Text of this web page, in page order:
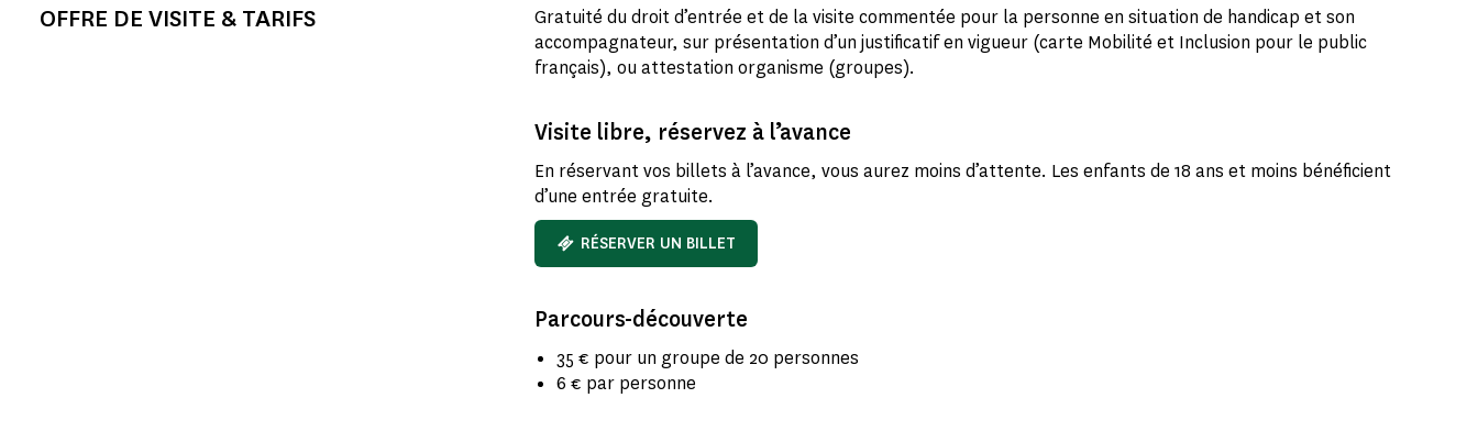
OFFRE DE VISITE & TARIFS
Gratuité du droit d’entrée et de la visite commentée pour la personne en situation de handicap et son
accompagnateur, sur présentation d’un justificatif en vigueur (carte Mobilité et Inclusion pour le public
français), ou attestation organisme (groupes).
Visite libre, réservez à l’avance
En réservant vos billets à l’avance, vous aurez moins d’attente. Les enfants de 18 ans et moins bénéficient
d’une entrée gratuite.
RÉSERVER UN BILLET
Parcours-découverte
35 € pour un groupe de 20 personnes
6 € par personne